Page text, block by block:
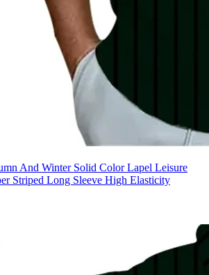
And Winter Solid Color Lapel Leisure
Striped Long Sleeve High Elasticity